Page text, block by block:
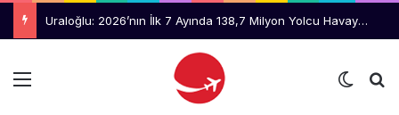
Uraloğlu: 2026’nın İlk 7 Ayında 138,7 Milyon Yolcu Havayolunu Kullandı
Menü Dış